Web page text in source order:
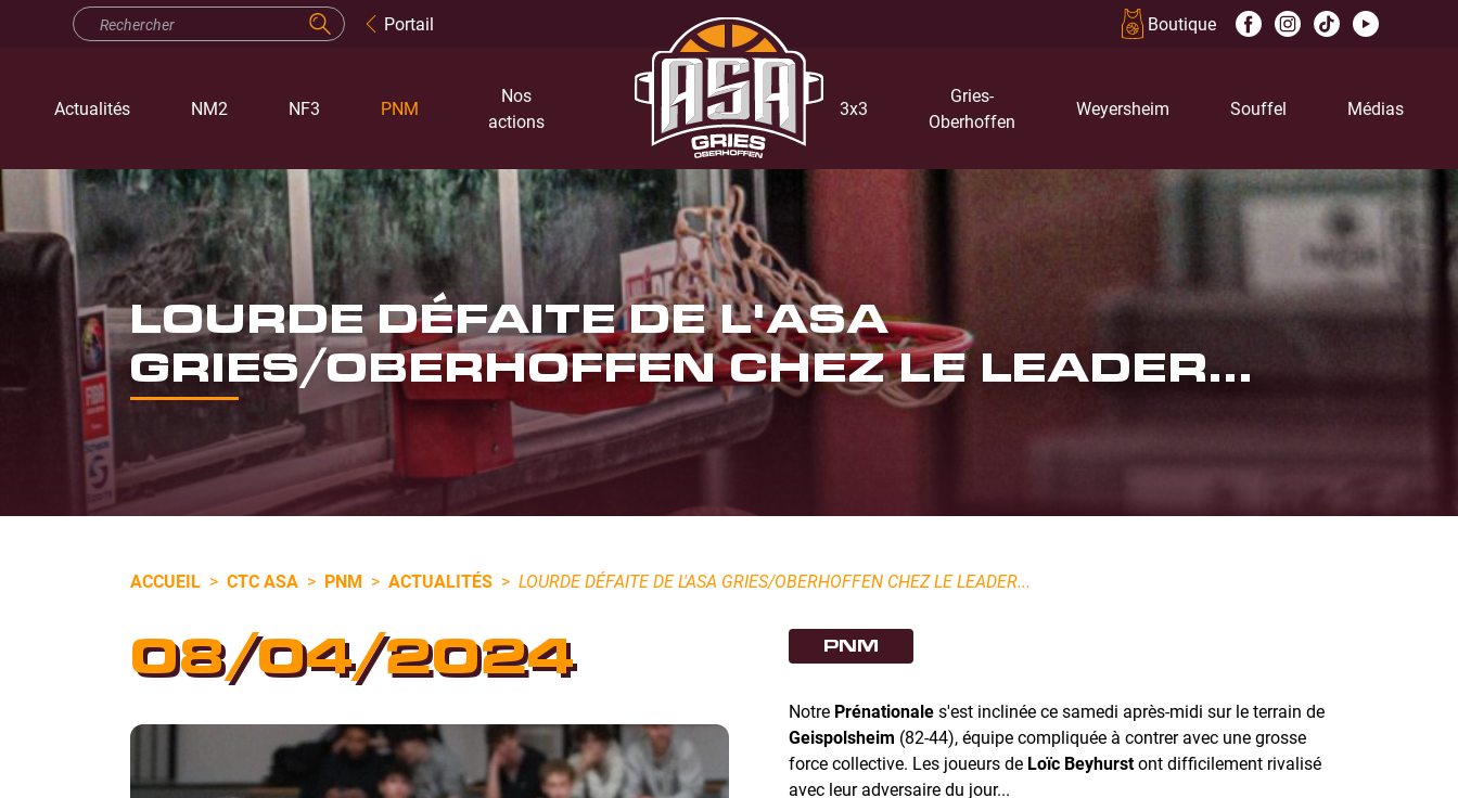
Portail Boutique
Actualités NM2 NF3 PNM
Nos
actions
3x3
Gries-
Oberhoffen
Weyersheim Souffel Médias
LOURDE DÉFAITE DE L'ASA
GRIES/OBERHOFFEN CHEZ LE LEADER...
ACCUEIL > CTC ASA > PNM > ACTUALITÉS > LOURDE DÉFAITE DE L'ASA GRIES/OBERHOFFEN CHEZ LE LEADER...
08/04/2024 PNM
Notre Prénationales'est inclinée ce samedi après-midi sur le terrain de
Geispolsheim (82-44), équipe compliquée à contrer avec une grosse
force collective. Les joueurs de Loïc Beyhurstont difficilement rivalisé
avec leur adversaire du jour...